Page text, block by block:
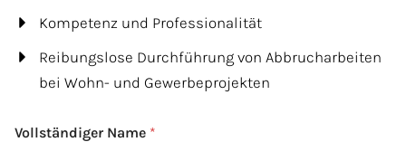
Kompetenz und Professionalität
Reibungslose Durchführung von Abbrucharbeiten
bei Wohn- und Gewerbeprojekten
Vollständiger Name *